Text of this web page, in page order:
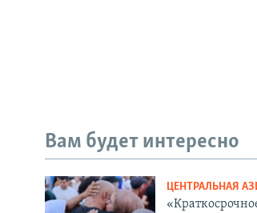
Вам будет интересно
ЦЕНТРАЛЬНАЯ